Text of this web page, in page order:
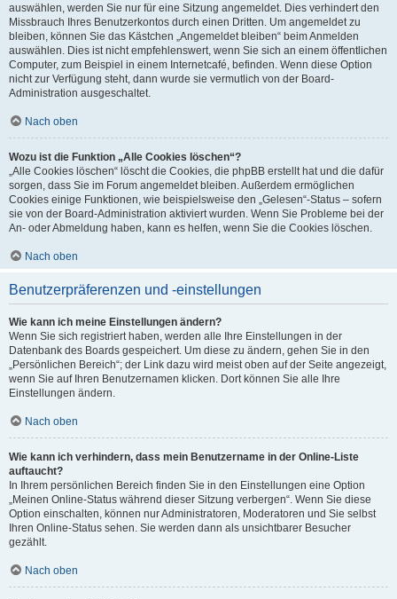
auswählen, werden Sie nur für eine Sitzung angemeldet. Dies verhindert den
Missbrauch Ihres Benutzerkontos durch einen Dritten. Um angemeldet zu
bleiben, können Sie das Kästchen „Angemeldet bleiben“ beim Anmelden
auswählen. Dies ist nicht empfehlenswert, wenn Sie sich an einem öffentlichen
Computer, zum Beispiel in einem Internetcafé, befinden. Wenn diese Option
nicht zur Verfügung steht, dann wurde sie vermutlich von der Board-
Administration ausgeschaltet.
Nach oben
Wozu ist die Funktion „Alle Cookies löschen“?
„Alle Cookies löschen“ löscht die Cookies, die phpBB erstellt hat und die dafür
sorgen, dass Sie im Forum angemeldet bleiben. Außerdem ermöglichen
Cookies einige Funktionen, wie beispielsweise den „Gelesen“-Status – sofern
sie von der Board-Administration aktiviert wurden. Wenn Sie Probleme bei der
An- oder Abmeldung haben, kann es helfen, wenn Sie die Cookies löschen.
Nach oben
Benutzerpräferenzen und -einstellungen
Wie kann ich meine Einstellungen ändern?
Wenn Sie sich registriert haben, werden alle Ihre Einstellungen in der
Datenbank des Boards gespeichert. Um diese zu ändern, gehen Sie in den
„Persönlichen Bereich“; der Link dazu wird meist oben auf der Seite angezeigt,
wenn Sie auf Ihren Benutzernamen klicken. Dort können Sie alle Ihre
Einstellungen ändern.
Nach oben
Wie kann ich verhindern, dass mein Benutzername in der Online-Liste
auftaucht?
In Ihrem persönlichen Bereich finden Sie in den Einstellungen eine Option
„Meinen Online-Status während dieser Sitzung verbergen“. Wenn Sie diese
Option einschalten, können nur Administratoren, Moderatoren und Sie selbst
Ihren Online-Status sehen. Sie werden dann als unsichtbarer Besucher
gezählt.
Nach oben